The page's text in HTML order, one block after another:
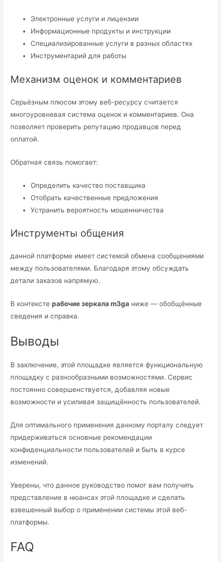
Электронные услуги и лицензии
Информационные продукты и инструкции
Специализированные услуги в разных областях
Инструментарий для работы
Механизм оценок и комментариев
Серьёзным плюсом этому веб-ресурсу считается
многоуровневая система оценок и комментариев. Она
позволяет проверить репутацию продавцов перед
оплатой.
Обратная связь помогает:
Определить качество поставщика
Отобрать качественные предложения
Устранить вероятность мошенничества
Инструменты общения
данной платформе имеет системой обмена сообщениями
между пользователями. Благодаря этому обсуждать
детали заказов напрямую.
В контекстерабочие зеркала m3ga ниже — обобщённые
сведения и справка.
Выводы
В заключение, этой площадке является функциональную
площадку с разнообразными возможностями. Сервис
постоянно совершенствуется, добавляя новые
возможности и усиливая защищённость пользователей.
Для оптимального применения данному порталу следует
придерживаться основные рекомендации
конфиденциальности пользователей и быть в курсе
изменений.
Уверены, что данное руководство помог вам получить
представление в нюансах этой площадке и сделать
взвешенный выбор о применении системы этой веб-
платформы.
FAQ